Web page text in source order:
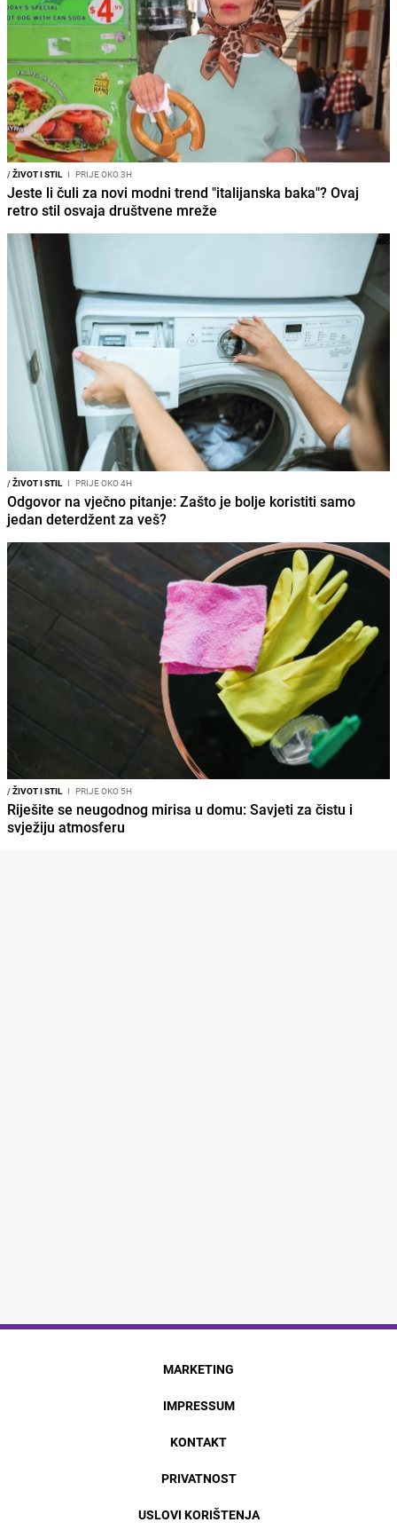
/ŽIVOT I STIL I PRIJE OKO 3H
Jeste li čuli za novi modni trend "italijanska baka"? Ovaj
retro stil osvaja društvene mreže
/ŽIVOT I STIL I PRIJE OKO 4H
Odgovor na vječno pitanje: Zašto je bolje koristiti samo
jedan deterdžent za veš?
/ŽIVOT I STIL I PRIJE OKO 5H
Riješite se neugodnog mirisa u domu: Savjeti za čistu i
svježiju atmosferu
MARKETING
IMPRESSUM
KONTAKT
PRIVATNOST
USLOVI KORIŠTENJA